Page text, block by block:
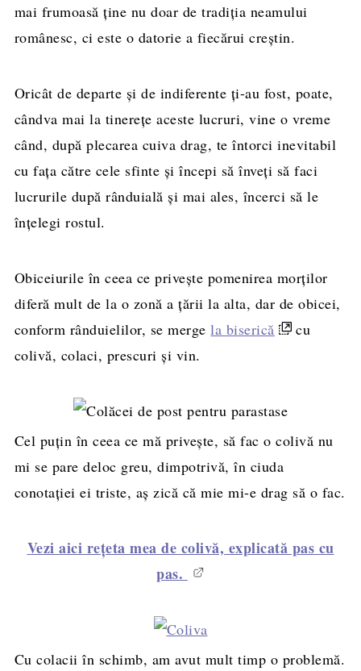
mai frumoasă ține nu doar de tradiția neamului
românesc, ci este o datorie a fiecărui creștin.
Oricât de departe și de indiferente ți-au fost, poate,
cândva mai la tinerețe aceste lucruri, vine o vreme
când, după plecarea cuiva drag, te întorci inevitabil
cu fața către cele sfinte și începi să înveți să faci
lucrurile după rânduială și mai ales, încerci să le
înțelegi rostul.
Obiceiurile în ceea ce privește pomenirea morților
diferă mult de la o zonă a țării la alta, dar de obicei,
conform rânduielilor, se mergela biserică
cu
colivă, colaci, prescuri și vin.
Cel puțin în ceea ce mă privește, să fac o colivă nu
mi se pare deloc greu, dimpotrivă, în ciuda
conotației ei triste, aș zică că mie mi-e drag să o fac.
Vezi aici rețeta mea de colivă, explicată pas cu
pas.
Cu colacii în schimb, am avut mult timp o problemă.